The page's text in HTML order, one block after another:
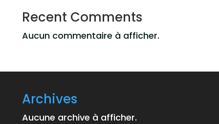
Recent Comments
Aucun commentaire à afficher.
Archives
Aucune archive à afficher.